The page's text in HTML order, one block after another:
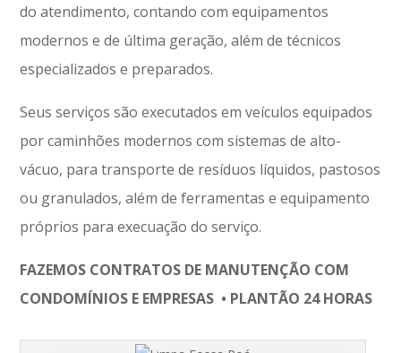
do atendimento, contando com equipamentos
modernos e de última geração, além de técnicos
especializados e preparados.
Seus serviços são executados em veículos equipados
por caminhões modernos com sistemas de alto-
vácuo, para transporte de resíduos líquidos, pastosos
ou granulados, além de ferramentas e equipamento
próprios para execuação do serviço.
FAZEMOS CONTRATOS DE MANUTENÇÃO COM
CONDOMÍNIOS E EMPRESAS • PLANTÃO 24 HORAS